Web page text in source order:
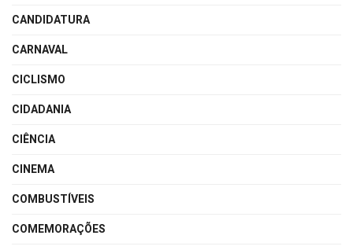
CANDIDATURA
CARNAVAL
CICLISMO
CIDADANIA
CIÊNCIA
CINEMA
COMBUSTÍVEIS
COMEMORAÇÕES